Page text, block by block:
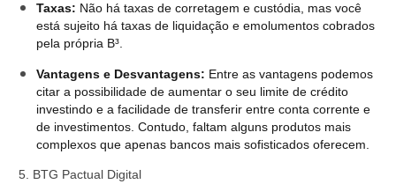
Taxas: Não há taxas de corretagem e custódia, mas você
está sujeito há taxas de liquidação e emolumentos cobrados
pela própria B³.
Vantagens e Desvantagens: Entre as vantagens podemos
citar a possibilidade de aumentar o seu limite de crédito
investindo e a facilidade de transferir entre conta corrente e
de investimentos. Contudo, faltam alguns produtos mais
complexos que apenas bancos mais sofisticados oferecem.
5. BTG Pactual Digital